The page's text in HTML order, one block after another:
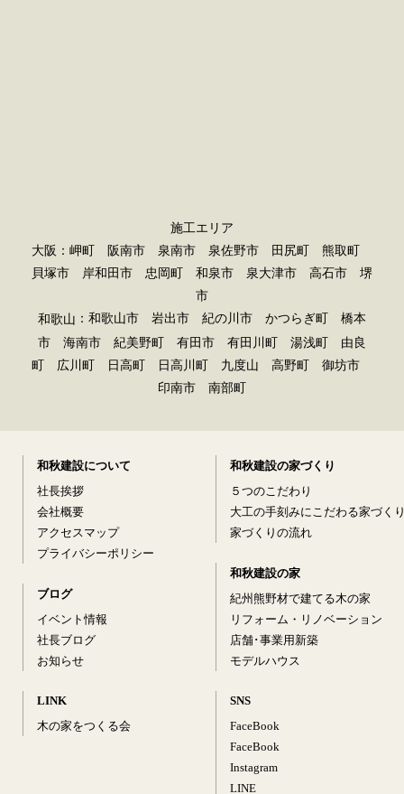
施工エリア
大阪：岬町 阪南市 泉南市 泉佐野市 田尻町 熊取町
貝塚市 岸和田市 忠岡町 和泉市 泉大津市 高石市 堺
市
和歌山 ：和歌山市 岩出市 紀の川市 かつらぎ町 橋本
市 海南市 紀美野町 有田市 有田川町 湯浅町 由良
町 広川町 日高町 日高川町 九度山 高野町 御坊市
印南市 南部町
和秋建設について
社長挨拶
会社概要
アクセスマップ
プライバシーポリシー
ブログ
イベント情報
社長ブログ
お知らせ
LINK
木の家をつくる会
和秋建設の家づくり
５つのこだわり
大工の手刻みにこだわる家づく
家づくりの流れ
和秋建設の家
紀州熊野材で建てる木の家
リフォーム・リノベーション
店舗･事業用新築
モデルハウス
SNS
FaceBook
FaceBook
Instagram
LINE